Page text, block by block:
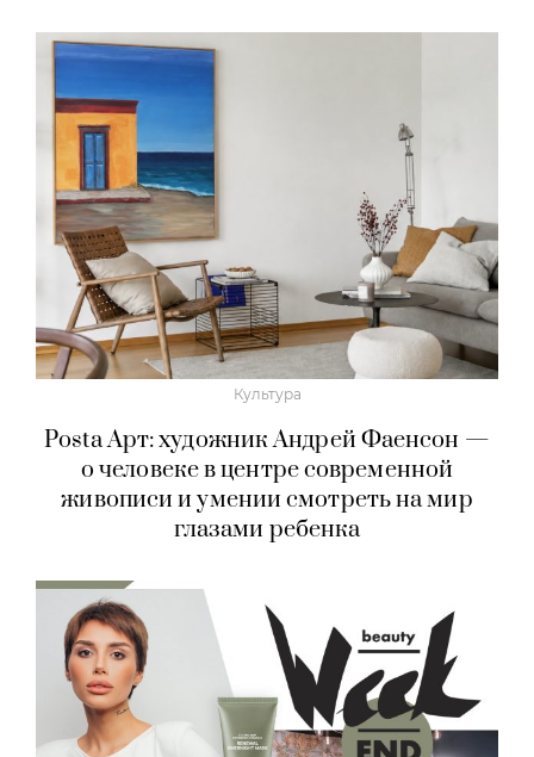
Культура
Posta Арт: художник Андрей Фаенсон —
о человеке в центре современной
живописи и умении смотреть на мир
глазами ребенка